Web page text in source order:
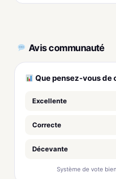
Avis communauté
Que pensez-vous de
Excellente
Correcte
Décevante
Système de vote